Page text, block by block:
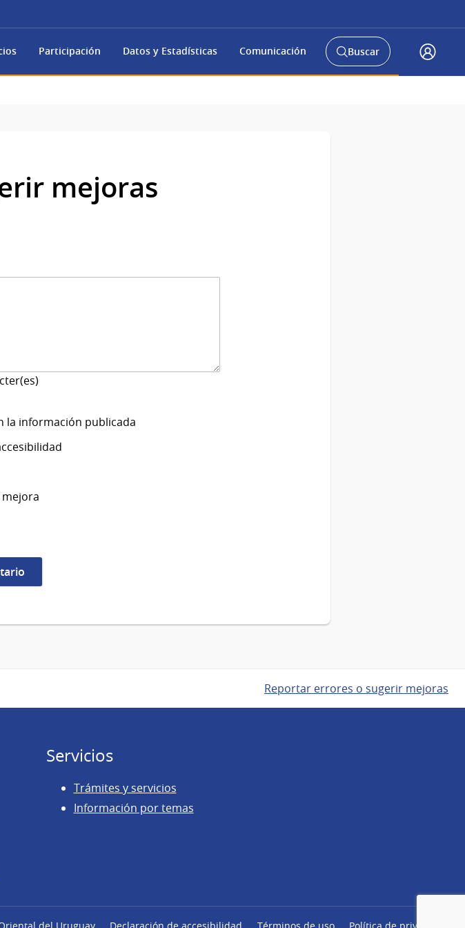
Participación Datos y Estadísticas Comunicación
Abrir
buscador
Buscar
a
mejoras
la información publicada
mejora
Reportar errores o sugerir mejoras
Servicios
Trámites y servicios
Información por temas